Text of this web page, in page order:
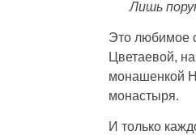
Лишь
Это любимое
Цветаевой,
монашенкой
монастыря.
И только